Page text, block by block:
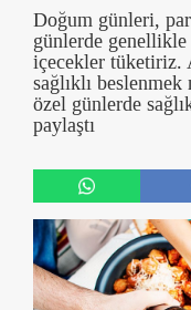
Doğum günleri,
günlerde
içecekler tüketiriz.
sağlıklı
özel günlerde
paylaştı